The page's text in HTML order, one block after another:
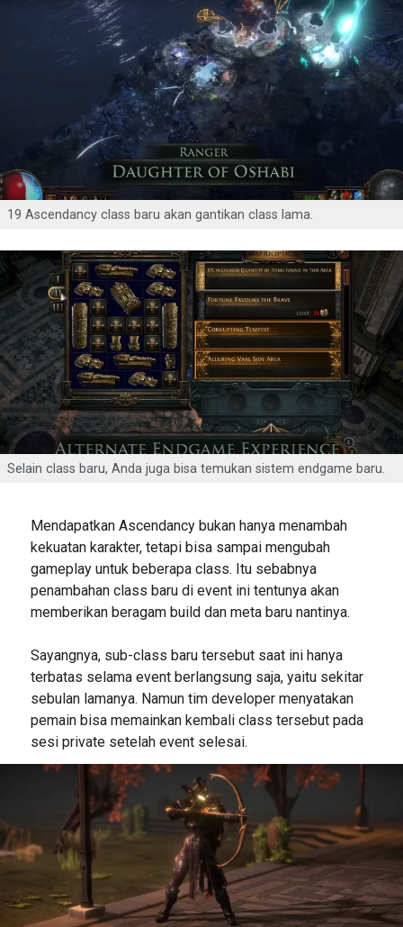
19 Ascendancy class baru akan gantikan class lama.
Selain class baru, Anda juga bisa temukan sistem endgame baru.
Mendapatkan Ascendancy bukan hanya menambah
kekuatan karakter, tetapi bisa sampai mengubah
gameplay untuk beberapa class. Itu sebabnya
penambahan class baru di event ini tentunya akan
memberikan beragam build dan meta baru nantinya.
Sayangnya, sub-class baru tersebut saat ini hanya
terbatas selama event berlangsung saja, yaitu sekitar
sebulan lamanya. Namun tim developer menyatakan
pemain bisa memainkan kembali class tersebut pada
sesi private setelah event selesai.